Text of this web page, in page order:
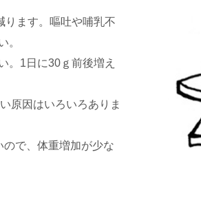
ります。嘔吐や哺乳不
。
。1日に30ｇ前後増え
原因はいろいろありま
で、体重増加が少な